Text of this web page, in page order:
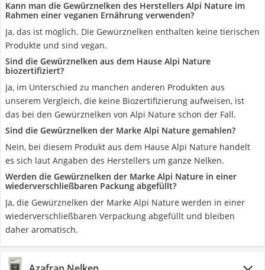
Kann man die Gewürznelken des Herstellers Alpi Nature im
Rahmen einer veganen Ernährung verwenden?
Ja, das ist möglich. Die Gewürznelken enthalten keine tierischen
Produkte und sind vegan.
Sind die Gewürznelken aus dem Hause Alpi Nature
biozertifiziert?
Ja, im Unterschied zu manchen anderen Produkten aus
unserem Vergleich, die keine Biozertifizierung aufweisen, ist
das bei den Gewürznelken von Alpi Nature schon der Fall.
Sind die Gewürznelken der Marke Alpi Nature gemahlen?
Nein, bei diesem Produkt aus dem Hause Alpi Nature handelt
es sich laut Angaben des Herstellers um ganze Nelken.
Werden die Gewürznelken der Marke Alpi Nature in einer
wiederverschließbaren Packung abgefüllt?
Ja, die Gewürznelken der Marke Alpi Nature werden in einer
wiederverschließbaren Verpackung abgefüllt und bleiben
daher aromatisch.